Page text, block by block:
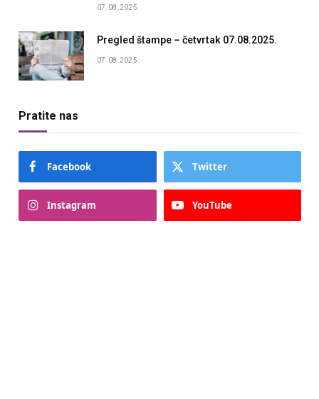
07.08.2025.
Pregled štampe – četvrtak 07.08.2025.
07.08.2025.
Pratite nas
Facebook Twitter
Instagram YouTube